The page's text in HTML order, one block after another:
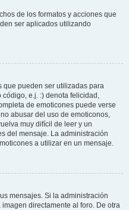
de los formatos y acciones que
ser aplicados utilizando
que pueden ser utilizadas para
e.j. :) denota felicidad,
de emoticones puede verse
abusar del uso de emoticonos,
muy difícil de leer y un
del mensaje. La administración
a utilizar en un mensaje.
mensajes. Si la administración
directamente al foro. De otra